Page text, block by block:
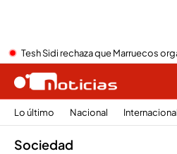
Tesh Sidi rechaza que Marruecos
Lo último Nacional Internacional
Sociedad